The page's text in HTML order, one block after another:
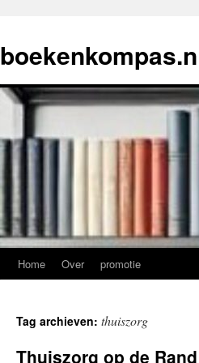
de
inhoud
Home Over promotie
Tag archieven: thuiszorg
Thuiszorg op de Rand